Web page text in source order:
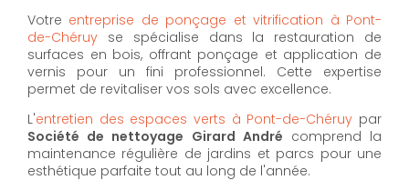
Votre entreprise de ponçage et vitrification à Pont-
de-Chéruy se spécialise dans la restauration de
surfaces en bois, offrant ponçage et application de
vernis pour un fini professionnel. Cette expertise
permet de revitaliser vos sols avec excellence.
L'entretien des espaces verts à Pont-de-Chéruy par
Société de nettoyage Girard André comprend la
maintenance régulière de jardins et parcs pour une
esthétique parfaite tout au long de l'année.